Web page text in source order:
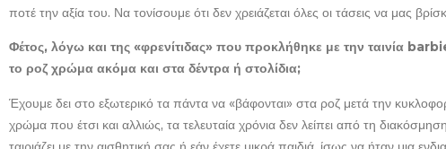
ποτέ την αξία του. Να τονίσουμε ότι δεν χρειάζεται όλες οι τάσεις να μας
Φέτος, λόγω και της «φρενίτιδας» που προκλήθηκε με την ταινία
το ροζ χρώμα ακόμα και στα δέντρα ή στολίδια;
Έχουμε δει στο εξωτερικό τα πάντα να «βάφονται» στα ροζ μετά την
χρώμα που έτσι και αλλιώς, τα τελευταία χρόνια δεν λείπει από τη